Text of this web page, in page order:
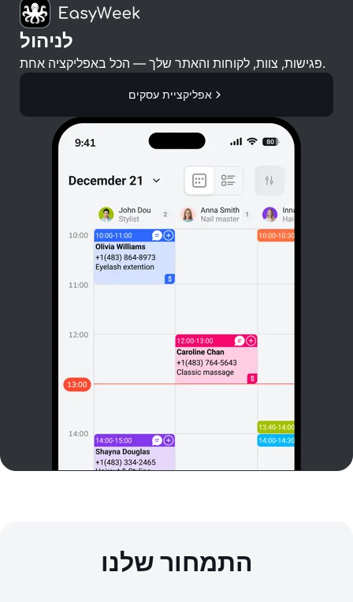
לניהול
פגישות, צוות, לקוחות והאתר שלך — הכל באפליקציה אחת.
אפליקציית עסקים
התמחור שלנו